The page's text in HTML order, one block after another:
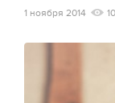
1 ноября 2014